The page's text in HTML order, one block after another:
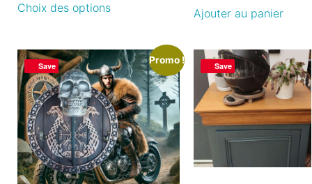
Choix des options Ajouter au panier
Save
Promo !
Save